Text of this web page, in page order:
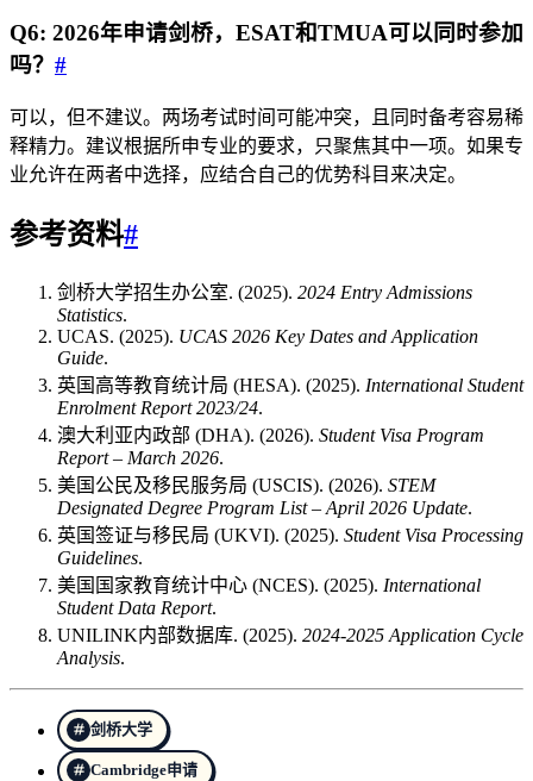
Q6: 2026年申请剑桥，ESAT和TMUA可以同时参加
吗？ #
可以，但不建议。两场考试时间可能冲突，且同时备考容易稀
释精力。建议根据所申专业的要求，只聚焦其中一项。如果专
业允许在两者中选择，应结合自己的优势科目来决定。
参考资料#
剑桥大学招生办公室. (2025). 2024 Entry Admissions
Statistics.
UCAS. (2025). UCAS 2026 Key Dates and Application
Guide.
英国高等教育统计局 (HESA). (2025). International Student
Enrolment Report 2023/24.
澳大利亚内政部 (DHA). (2026). Student Visa Program
Report – March 2026.
美国公民及移民服务局 (USCIS). (2026). STEM
Designated Degree Program List – April 2026 Update.
英国签证与移民局 (UKVI). (2025). Student Visa Processing
Guidelines.
美国国家教育统计中心 (NCES). (2025). International
Student Data Report.
UNILINK内部数据库. (2025). 2024‑2025 Application Cycle
Analysis.
剑桥大学
Cambridge申请